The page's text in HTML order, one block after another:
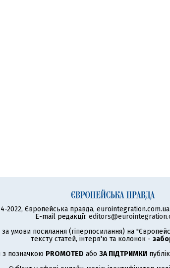
2022, Європейська правда, eurointegration.com.ua
E-mail редакції:
умови посилання (гіперпосилання) на
тексту статей, інтерв'ю та колонок -
з позначкою PROMOTED або ЗА ПІДТРИМКИ